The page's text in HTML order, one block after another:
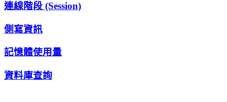
連線階段 (Session)
側寫資訊
記憶體使用量
資料庫查詢